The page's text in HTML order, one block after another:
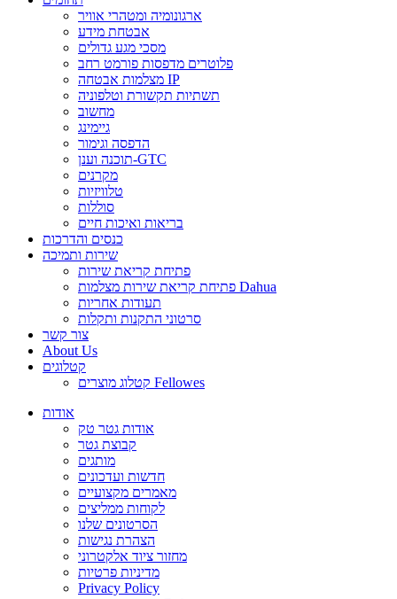
ארגונומיה ומטהרי אוויר
אבטחת מידע
מסכי מגע גדולים
פלוטרים מדפסות פורמט רחב
מצלמות אבטחה IP
תשתיות תקשורת וטלפוניה
מחשוב
גיימינג
הדפסה וגימור
תוכנה וענן-GTC
מקרנים
טלוויזיות
סוללות
בריאות ואיכות חיים
כנסים והדרכות
שירות ותמיכה
פתיחת קריאת שירות
פתיחת קריאת שירות מצלמות Dahua
תעודות אחריות
סרטוני התקנות ותקלות
צור קשר
About Us
קטלוגים
קטלוג מוצרים Fellowes
אודות
אודות גטר טק
קבוצת גטר
מותגים
חדשות ועדכונים
מאמרים מקצועיים
לקוחות ממליצים
הסרטונים שלנו
הצהרת נגישות
מחזור ציוד אלקטרוני
מדיניות פרטיות
Privacy Policy